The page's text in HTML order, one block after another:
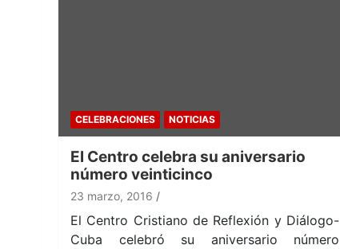
CELEBRACIONES NOTICIAS
El Centro celebra su aniversario
número veinticinco
23 marzo, 2016
El Centro Cristiano de Reflexión y Diálogo-
Cuba celebró su aniversario número